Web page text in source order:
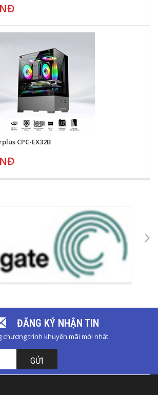
CPC-EX32B
ĐĂNG KÝ NHẬN TIN
chương trình khuyến mãi mới nhất
GỬI